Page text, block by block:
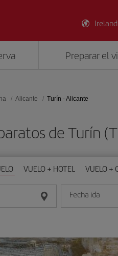
Ireland
Preparar el
Alicante Turín - Alicante
de Turín
VUELO + HOTEL VUELO +
Fecha ida
Introduce la fecha